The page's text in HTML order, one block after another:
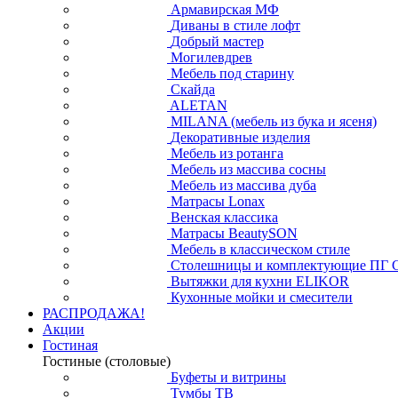
Армавирская МФ
Диваны в стиле лофт
Добрый мастер
Могилевдрев
Мебель под старину
Скайда
ALETAN
MILANA (мебель из бука и ясеня)
Декоративные изделия
Мебель из ротанга
Мебель из массива сосны
Мебель из массива дуба
Матрасы Lonax
Венская классика
Матрасы BeautySON
Мебель в классическом стиле
Столешницы и комплектующие ПГ
Вытяжки для кухни ELIKOR
Кухонные мойки и смесители
РАСПРОДАЖА!
Акции
Гостиная
Гостиные (столовые)
Буфеты и витрины
Тумбы ТВ